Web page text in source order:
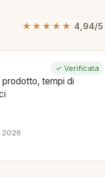
★★★★★ 4,94/5
✓ Verificata
tempi di
2026